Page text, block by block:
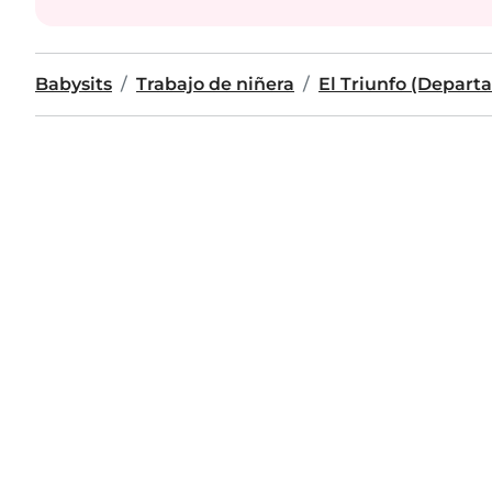
Babysits Trabajo de niñera El Triunfo